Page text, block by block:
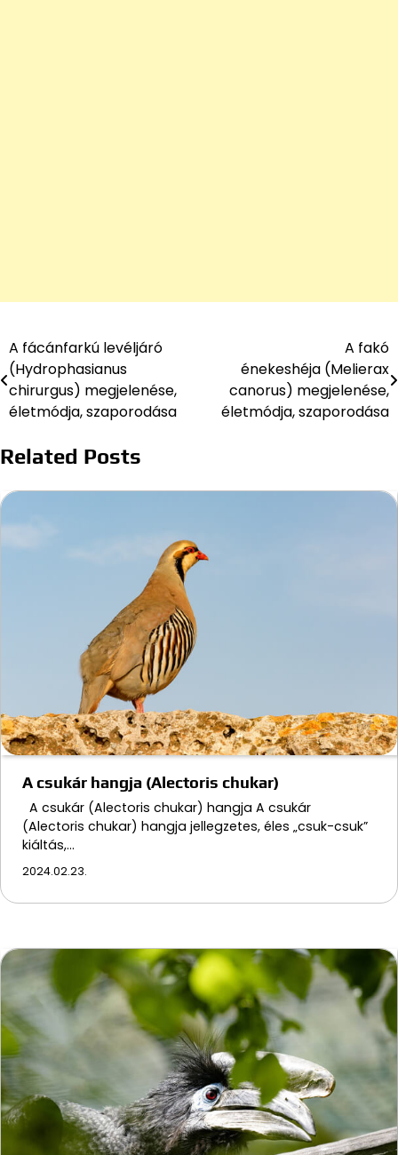
Bejegyzés
navigáció
A fácánfarkú levéljáró
(Hydrophasianus
chirurgus) megjelenése,
életmódja, szaporodása
A fakó
énekeshéja (Melierax
canorus) megjelenése,
életmódja, szaporodása
Related Posts
A csukár hangja (Alectoris chukar)
A csukár (Alectoris chukar) hangja A csukár
(Alectoris chukar) hangja jellegzetes, éles „csuk-csuk”
kiáltás,…
2024.02.23.